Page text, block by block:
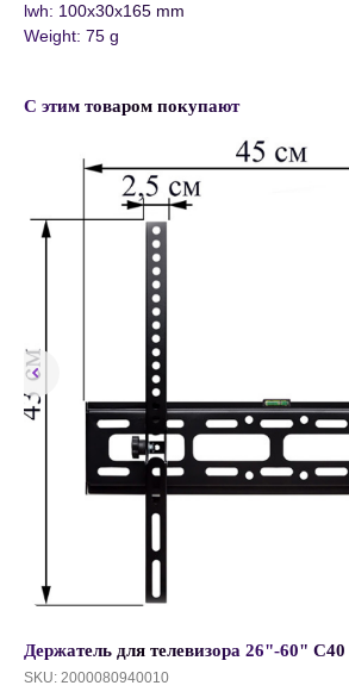
lwh: 100x30x165 mm
Weight: 75 g
С этим товаром покупают
Держатель для телевизора 26"-60" C40
SKU: 2000080940010